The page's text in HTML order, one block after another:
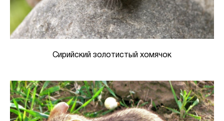
Сирийский золотистый хомячок